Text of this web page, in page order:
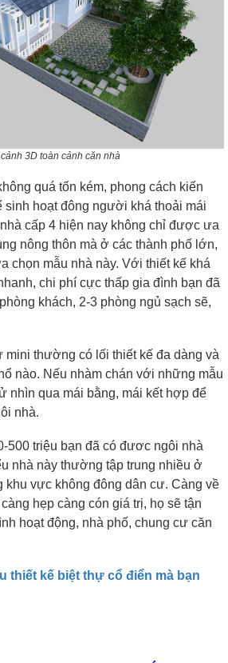
3D toàn cảnh căn nhà
quá tốn kém, phong cách kiến
sinh hoạt đông người khá thoải mái
cấp 4 hiện nay không chỉ được ưa
nông thôn mà ở các thành phố lớn,
chọn mẫu nhà này. Với thiết kế khá
chi phí cực thấp gia đình bạn đã
khách, 2-3 phòng ngủ sạch sẽ,
mini thường có lối thiết kế đa dàng và
nào. Nếu nhàm chán với những mẫu
nhìn qua mái bằng, mái kết hợp để
nhà.
500 triệu bạn đã có đươc ngôi nhà
nhà này thường tập trung nhiều ở
khu vực không đông dân cư. Càng về
hẹp càng cón giá trị, họ sẽ tận
hoạt động, nhà phố, chung cư căn
thiết kế biệt thự cổ điển mà bạn